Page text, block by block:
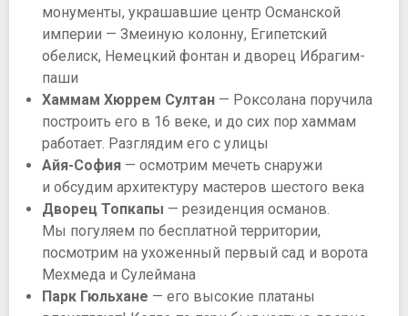
монументы, украшавшие центр Османской
империи — Змеиную колонну, Египетский
обелиск, Немецкий фонтан и дворец Ибрагим-
паши
Хаммам Хюррем Султан — Роксолана поручила
построить его в 16 веке, и до сих пор хаммам
работает. Разглядим его с улицы
Айя-София — осмотрим мечеть снаружи
и обсудим архитектуру мастеров шестого века
Дворец Топкапы — резиденция османов.
Мы погуляем по бесплатной территории,
посмотрим на ухоженный первый сад и ворота
Мехмеда и Сулеймана
Парк Гюльхане — его высокие платаны